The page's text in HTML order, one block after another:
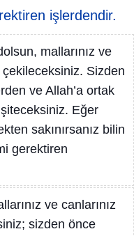
işlerdendir.
mallarınız ve
çekileceksiniz. Sizden
ve Allah’a ortak
Eğer
sakınırsanız bilin
gerektiren
ve canlarınız
sizden önce